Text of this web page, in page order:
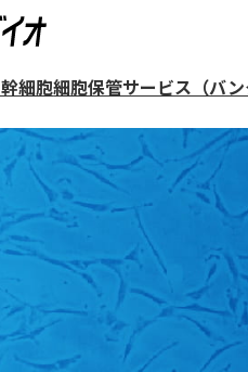
細胞細胞保管サービス（バン
）
ついて
の違い
いて
検討の方へ
ージ